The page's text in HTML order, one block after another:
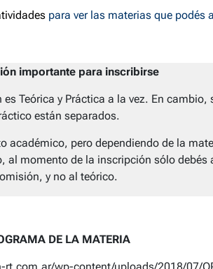
para ver las materias que podés
importante para inscribirse
Teórica y Práctica a la vez. En cambio,
están separados.
académico, pero dependiendo de la
al momento de la inscripción sólo
y no al teórico.
DE LA MATERIA